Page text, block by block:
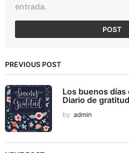
entrada.
PREVIOUS POST
Los buenos
Diario de
by admin